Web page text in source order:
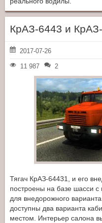
КрАЗ-6443 и
2017-07-26
11 987 2
Тягач КрАЗ-64431, и его
построены на базе шасси
для внедорожного
доступны два варианта
местом. Интерьер салона